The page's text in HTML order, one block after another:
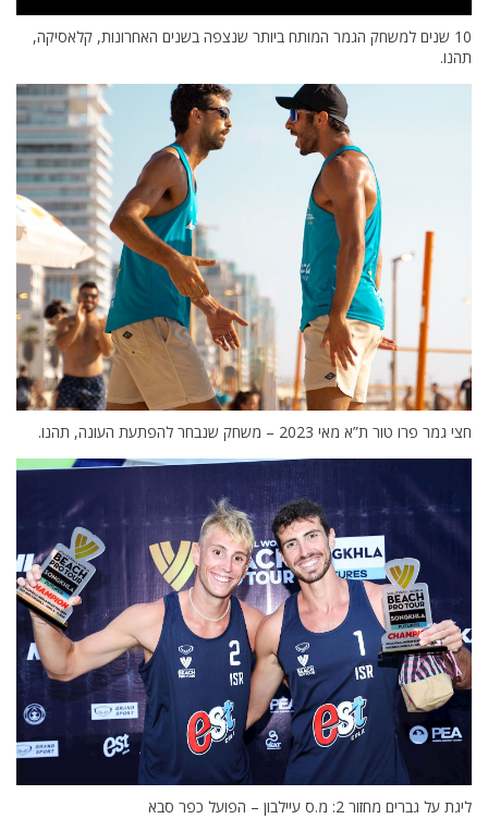
10 שנים למשחק הגמר המותח ביותר שנצפה בשנים האחרונות, קלאסיקה,
תהנו.
חצי גמר פרו טור ת”א מאי 2023 – משחק שנבחר להפתעת העונה, תהנו.
ליגת על גברים מחזור 2: מ.ס עיילבון – הפועל כפר סבא